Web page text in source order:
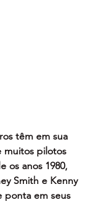
têm em sua
muitos pilotos
os anos 1980,
Smith e Kenny
ponta em seus